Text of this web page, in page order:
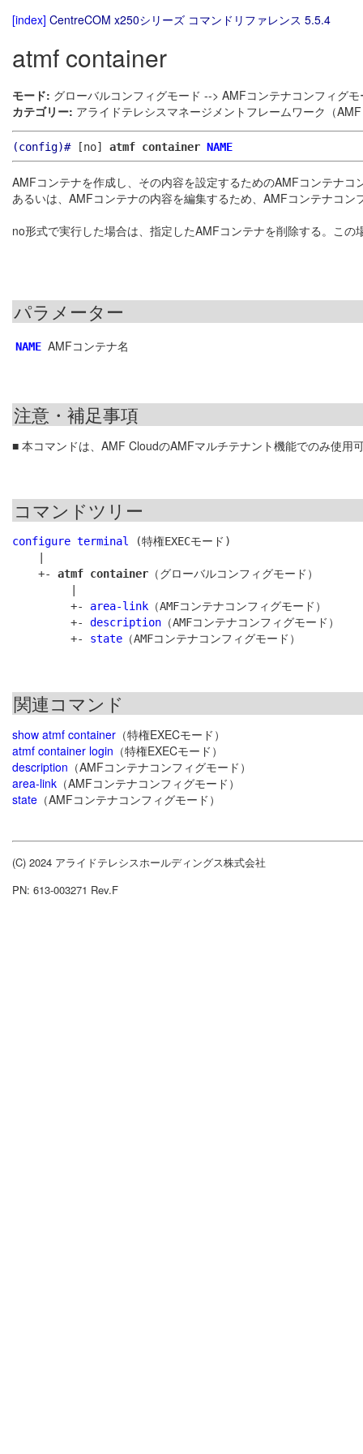
[index] CentreCOM x250シリーズ コマンドリファレンス 5.5.4
atmf container
モード: グローバルコンフィグモード --> AMFコンテナコンフィグモ
カテゴリー: アライドテレシスマネージメントフレームワーク（
(config)#[no] atmf container NAME
AMFコンテナを作成し、その内容を設定するためのAMFコンテナコ
あるいは、AMFコンテナの内容を編集するため、AMFコンテナコン
no形式で実行した場合は、指定したAMFコンテナを削除する。こ
パラメーター
NAME AMFコンテナ名
注意・補足事項
■ 本コマンドは、AMF CloudのAMFマルチテナント機能でのみ使用
コマンドツリー
configure terminal
(特権EXECモード)
    +-
atmf container （グローバルコンフィグモード）
         +-
area-link （AMFコンテナコンフィグモード）
         +-
description （AMFコンテナコンフィグモード）
         +-
state
関連コマンド
show atmf container （特権EXECモード）
atmf container login （特権EXECモード）
description （AMFコンテナコンフィグモード）
area-link （AMFコンテナコンフィグモード）
state （AMFコンテナコンフィグモード）
(C) 2024 アライドテレシスホールディングス株式会社
PN: 613-003271 Rev.F